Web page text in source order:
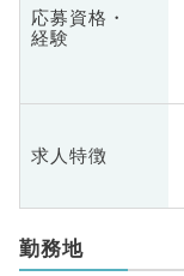
応募資格・
経験
求人特徴
勤務地